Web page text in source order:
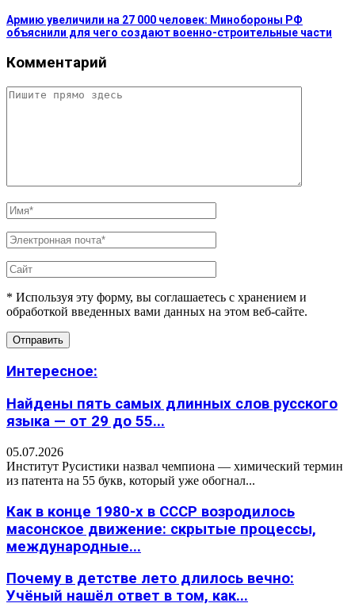
Армию увеличили на 27 000 человек: Минобороны РФ
объяснили для чего создают военно-строительные части
Комментарий
* Используя эту форму, вы соглашаетесь с хранением и
обработкой введенных вами данных на этом веб-сайте.
Интересное:
Найдены пять самых длинных слов русского
языка — от 29 до 55...
05.07.2026
Институт Русистики назвал чемпиона — химический термин
из патента на 55 букв, который уже обогнал...
Как в конце 1980-х в СССР возродилось
масонское движение: скрытые процессы,
международные...
Почему в детстве лето длилось вечно:
Учёный нашёл ответ в том, как...